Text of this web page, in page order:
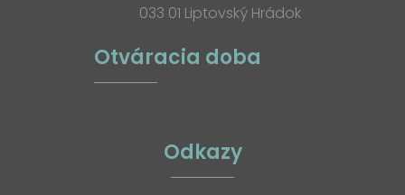
033 01 Liptovský Hrádok
Otváracia doba
Odkazy